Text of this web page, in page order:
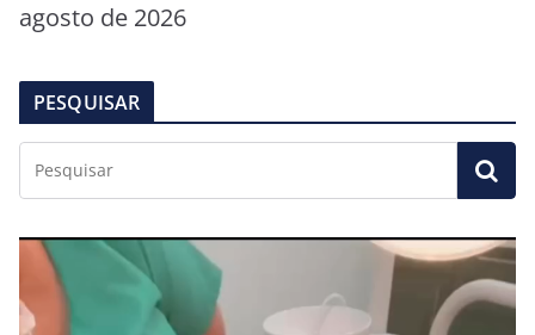
agosto de 2026
PESQUISAR